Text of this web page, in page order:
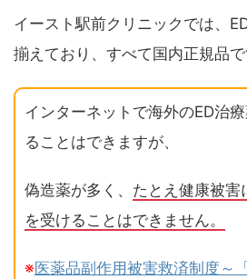
イースト駅前クリニックでは、
揃えており、すべて国内正規品で
インターネットで海外のED治
ることはできますが、
偽造薬が多く、 たとえ健康被害
を受けることはできません。
※医薬品副作用被害救済制度～